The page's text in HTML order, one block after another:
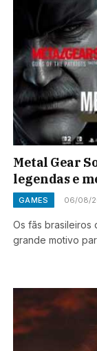
Metal Gear
legendas e
GAMES 06/08/
Os fãs brasileiros
grande motivo